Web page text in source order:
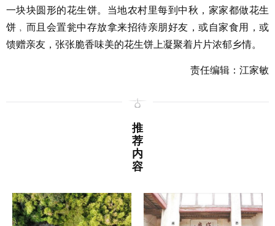
一块块圆形的花生饼。当地农村里每到中秋，家家都做花生
饼﹐而且会置瓮中存放拿来招待亲朋好友，或自家食用，或
馈赠亲友，张张脆香味美的花生饼上凝聚着片片浓郁乡情。
责任编辑：江家敏
推
荐
内
容